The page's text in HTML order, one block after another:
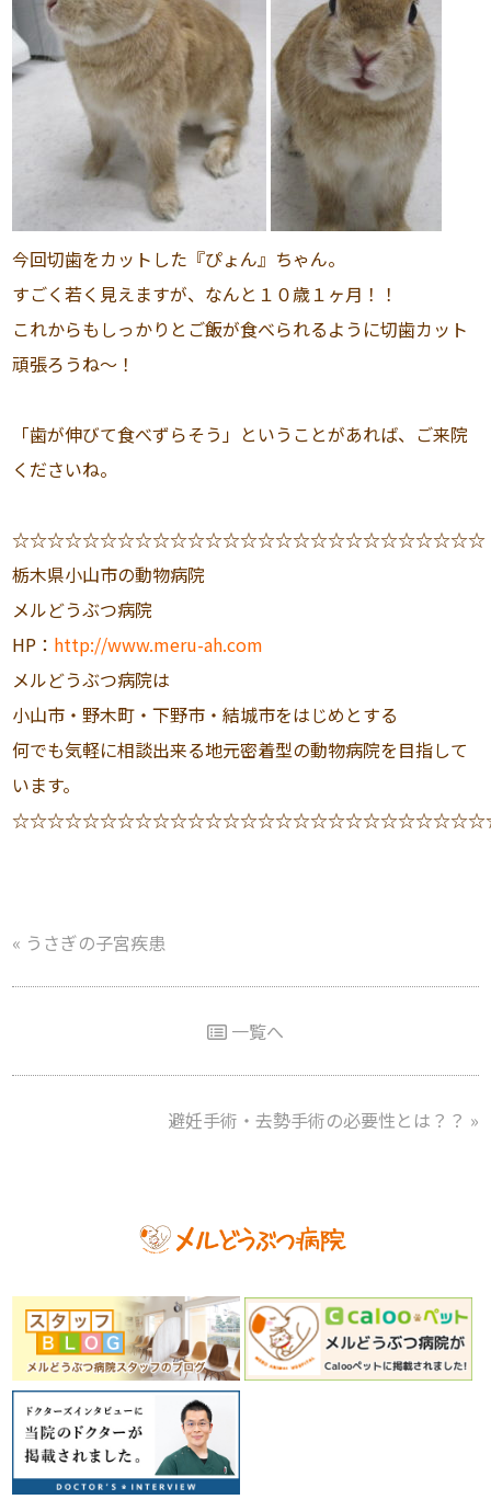
今回切歯をカットした『ぴょん』ちゃん。
すごく若く見えますが、なんと１０歳１ヶ月！！
これからもしっかりとご飯が食べられるように切歯カット
頑張ろうね〜！
「歯が伸びて食べずらそう」ということがあれば、ご来院
くださいね。
☆☆☆☆☆☆☆☆☆☆☆☆☆☆☆☆☆☆☆☆☆☆☆☆☆☆☆
栃木県小山市の動物病院
メルどうぶつ病院
HP： http://www.meru-ah.com
メルどうぶつ病院は
小山市・野木町・下野市・結城市をはじめとする
何でも気軽に相談出来る地元密着型の動物病院を目指して
います。
« うさぎの子宮疾患
一覧へ
避妊手術・去勢手術の必要性とは？？ »